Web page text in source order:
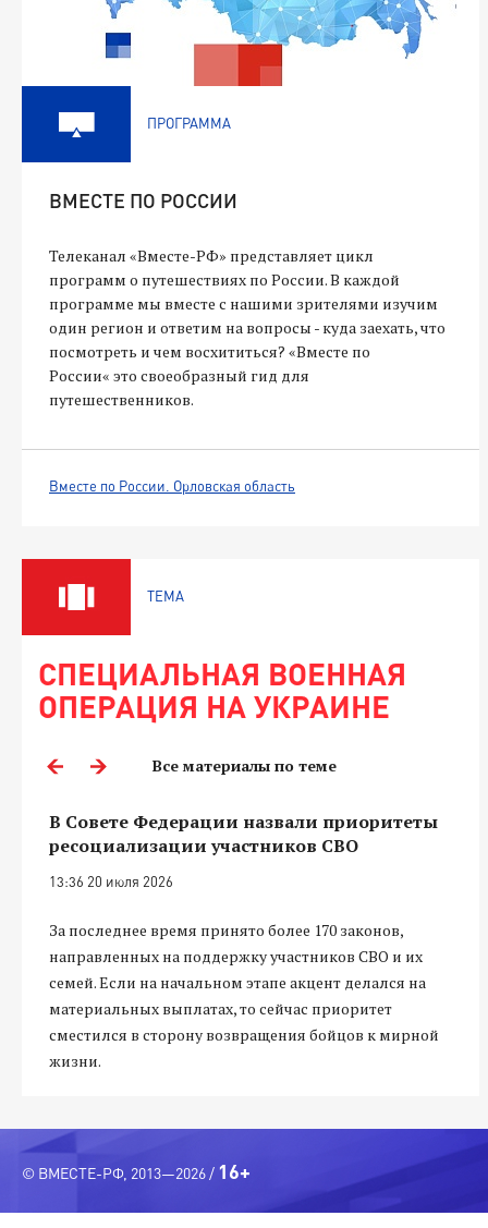
ПРОГРАММА
ВМЕСТЕ ПО РОССИИ
Телеканал «Вместе-РФ» представляет цикл
программ о путешествиях по России. В каждой
программе мы вместе с нашими зрителями изучим
один регион и ответим на вопросы - куда заехать, что
посмотреть и чем восхититься? «Вместе по
России« это своеобразный гид для
путешественников.
Вместе по России. Орловская область
ТЕМА
СПЕЦИАЛЬНАЯ ВОЕННАЯ
ОПЕРАЦИЯ НА УКРАИНЕ
Все материалы по теме
В Совете Федерации назвали приоритеты
ресоциализации участников СВО
13:36 20 июля 2026
За последнее время принято более 170 законов,
направленных на поддержку участников СВО и их
семей. Если на начальном этапе акцент делался на
материальных выплатах, то сейчас приоритет
сместился в сторону возвращения бойцов к мирной
жизни.
© ВМЕСТЕ-РФ, 2013—2026 / 16+